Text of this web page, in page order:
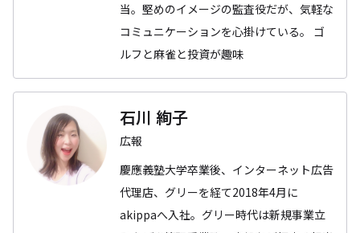
当。堅めのイメージの監査役だが、気軽な
コミュニケーションを心掛けている。 ゴ
ルフと麻雀と投資が趣味
石川 絢子
広報
慶應義塾大学卒業後、インターネット広告
代理店、グリーを経て2018年4月に
akippaへ入社。グリー時代は新規事業立